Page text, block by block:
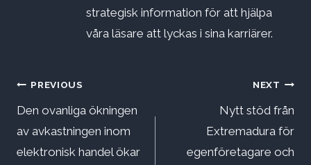
strategisk information för att hjälpa
våra läsare att lyckas i sina karriärer.
Inläggsnavigering
PREVIOUS
Den ovanliga ökningen
av avkastningen inom
elektronisk handel ökar
NEXT
Nytt stöd från
Extremadura för
egenföretagare och